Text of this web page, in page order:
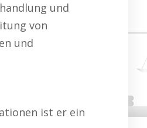
und
von
und
ist er ein